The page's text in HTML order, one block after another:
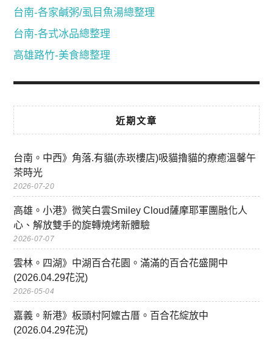
台南-各家鹹粥/虱目魚湯總整理
台南-各式冰品總整理
高雄路竹-美食總整理
近期文章
台南。中西》角落.有貓(赤崁樓店)吸貓擼貓的療癒溫馨午
茶時光
2026-07-20
高雄。小港》微笑白雲Smiley Cloud薩摩耶軍團融化人
心、解放雙手的旋轉燒烤新體驗
2026-07-07
雲林。四湖》中湖百合花園。滿滿的百合花盛開中
(2026.04.29花況)
2026-05-04
嘉義。新港》板頭村阿嬤古厝。百合花綻放中
(2026.04.29花況)